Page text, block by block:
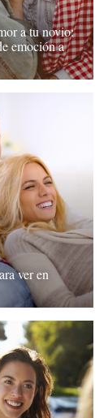
a tu novio:
emoción a
ver en